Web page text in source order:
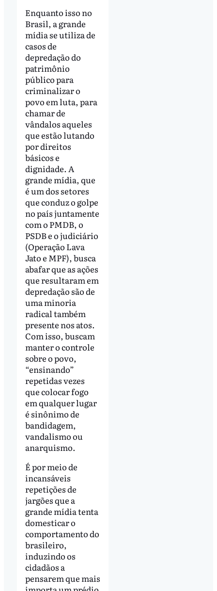
Enquanto isso no
Brasil, a grande
mídia se utiliza de
casos de
depredação do
patrimônio
público para
criminalizar o
povo em luta, para
chamar de
vândalos aqueles
que estão lutando
por direitos
básicos e
dignidade. A
grande mídia, que
é um dos setores
que conduz o golpe
no país juntamente
com o PMDB, o
PSDB e o judiciário
(Operação Lava
Jato e MPF), busca
abafar que as ações
que resultaram em
depredação são de
uma minoria
radical também
presente nos atos.
Com isso, buscam
manter o controle
sobre o povo,
“ensinando”
repetidas vezes
que colocar fogo
em qualquer lugar
é sinônimo de
bandidagem,
vandalismo ou
anarquismo.
É por meio de
incansáveis
repetições de
jargões que a
grande mídia tenta
domesticar o
comportamento do
brasileiro,
induzindo os
cidadãos a
pensarem que mais